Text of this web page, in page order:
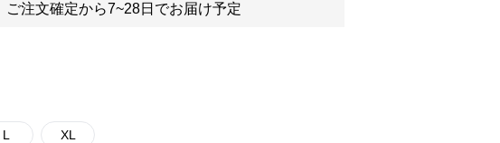
ご注文確定から7~28日でお届け予定
L XL